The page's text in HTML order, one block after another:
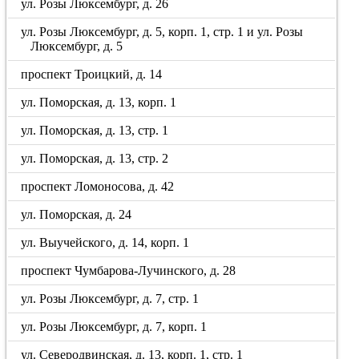
ул. Розы Люксембург, д. 26
ул. Розы Люксембург, д. 5, корп. 1, стр. 1 и ул. Розы
Люксембург, д. 5
проспект Троицкий, д. 14
ул. Поморская, д. 13, корп. 1
ул. Поморская, д. 13, стр. 1
ул. Поморская, д. 13, стр. 2
проспект Ломоносова, д. 42
ул. Поморская, д. 24
ул. Выучейского, д. 14, корп. 1
проспект Чумбарова-Лучинского, д. 28
ул. Розы Люксембург, д. 7, стр. 1
ул. Розы Люксембург, д. 7, корп. 1
ул. Северодвинская, д. 13, корп. 1, стр. 1